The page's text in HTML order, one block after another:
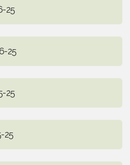
25
25
25
25